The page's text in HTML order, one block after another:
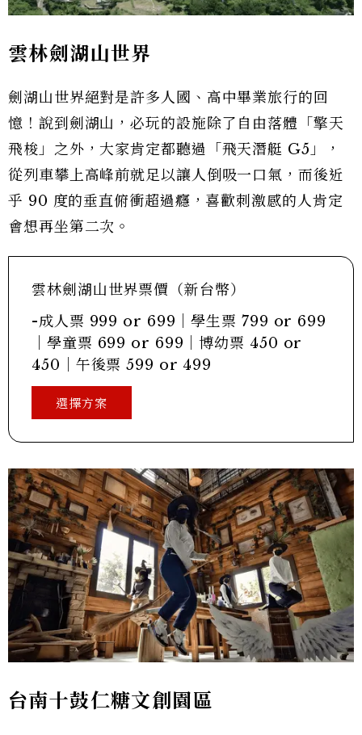
雲林劍湖山世界
劍湖山世界絕對是許多人國、高中畢業旅行的回
憶！說到劍湖山，必玩的設施除了自由落體「擎天
飛梭」之外，大家肯定都聽過「飛天潛艇 G5」，
從列車攀上高峰前就足以讓人倒吸一口氣，而後近
乎 90 度的垂直俯衝超過癮，喜歡刺激感的人肯定
會想再坐第二次。
雲林劍湖山世界票價（新台幣）
-成人票 999 or 699｜學生票 799 or 699
｜學童票 699 or 699｜博幼票 450 or
450｜午後票 599 or 499
選擇方案
台南十鼓仁糖文創園區